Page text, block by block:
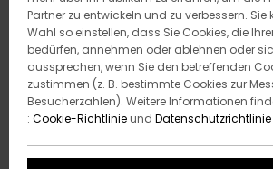
Partner zu entwickeln und zu verbessern. Sie
Wahl so einstellen, dass Sie Cookies, die
bedürfen, annehmen oder ablehnen oder
aussprechen, wenn Sie den betreffenden
zustimmen (z. B. bestimmte Cookies zur
Besucherzahlen). Weitere Informationen
: Cookie-Richtlinieund Datenschutzrichtlinie